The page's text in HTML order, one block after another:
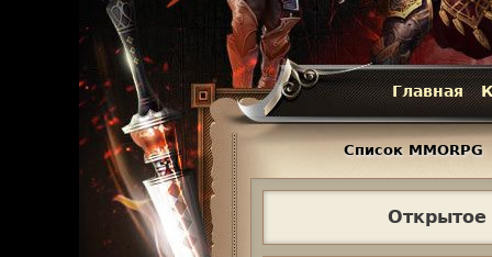
Открытое
Г
л
а
в
Главная
Список MMORPG